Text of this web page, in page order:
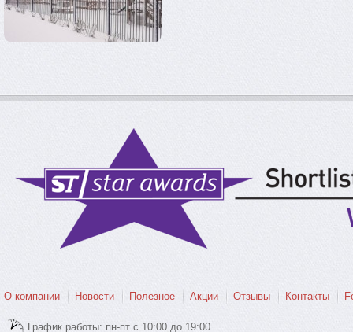
О компании Новости Полезное Акции Отзывы Контакты
График работы: пн-пт с 10:00 до 19:00